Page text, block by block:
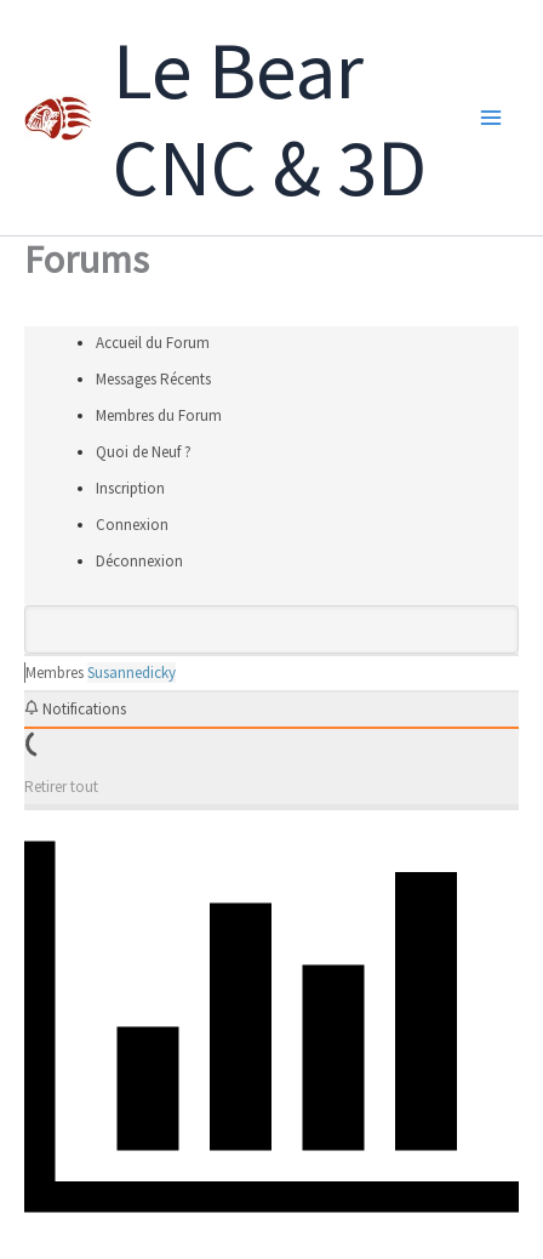
Le Bear
CNC & 3D
Forums
Accueil du Forum
Messages Récents
Membres du Forum
Quoi de Neuf ?
Inscription
Connexion
Déconnexion
MembresSusannedicky
Notifications
Retirer tout